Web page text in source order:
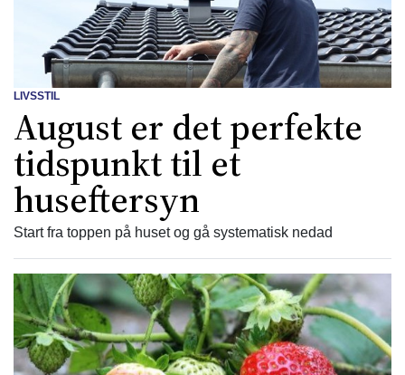
LIVSSTIL
August er det perfekte
tidspunkt til et
huseftersyn
Start fra toppen på huset og gå systematisk nedad